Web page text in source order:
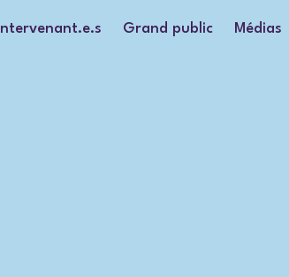
Intervenant.e.s Grand public Médias